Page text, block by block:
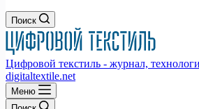
Поиск
Цифровой текстиль - журнал,
digitaltextile.net
Меню